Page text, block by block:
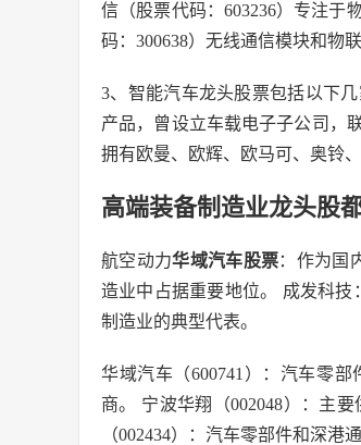
信（股票代码：603236）专注于
码：300638）无线通信模块和物
3、智能汽车龙头股票包括以下
产品，曾设立车载电子子公司，
拥有欧曼、欧辉、欧马可、奥铃
高端装备制造业龙头股
航空动力华域汽车股票：作为国
造业中占据重要地位。 成发科技
制造业的典型代表。
华域汽车（600741）：汽车零
商。 宁波华翔（002048）：主
（002434）：汽车零部件和深港